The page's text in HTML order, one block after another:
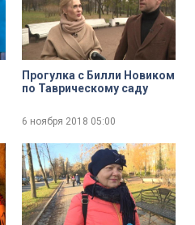
Прогулка с Билли Новиком
по Таврическому саду
6 ноября 2018 05:00